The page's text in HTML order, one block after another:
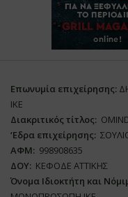
Επωνυμία επιχείρησης:
ΙΚΕ
Διακριτικός τίτλος:
‘Eδρα επιχείρησης:
ΑΦΜ: 998908635
ΔΟΥ: ΚΕΦΟΔΕ ΑΤΤΙΚΗΣ
Όνομα Ιδιοκτήτη και